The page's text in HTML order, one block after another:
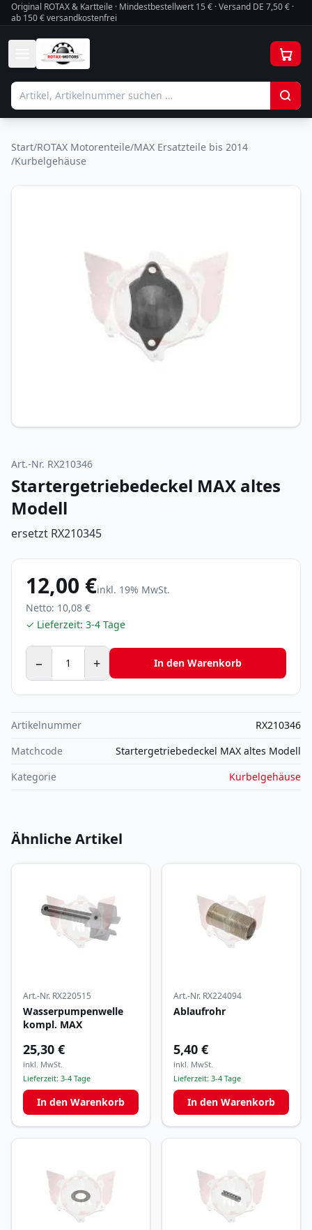
Original ROTAX & Kartteile · Mindestbestellwert 15 € · Versand DE 7,50 € ·
ab 150 € versandkostenfrei
Start/ROTAX Motorenteile/MAX Ersatzteile bis 2014
/Kurbelgehäuse
Art.-Nr. RX210346
Startergetriebedeckel MAX altes
Modell
ersetzt RX210345
12,00 €inkl. 19% MwSt.
Netto: 10,08 €
✓ Lieferzeit: 3-4 Tage
− + In den Warenkorb
Artikelnummer
RX210346
Matchcode
Startergetriebedeckel MAX altes Modell
Kategorie
Kurbelgehäuse
Ähnliche Artikel
Art.-Nr. RX220515
Wasserpumpenwelle
kompl. MAX
25,30 €
inkl. MwSt.
Lieferzeit: 3-4 Tage
In den Warenkorb
Art.-Nr. RX224094
Ablaufrohr
5,40 €
inkl. MwSt.
Lieferzeit: 3-4 Tage
In den Warenkorb